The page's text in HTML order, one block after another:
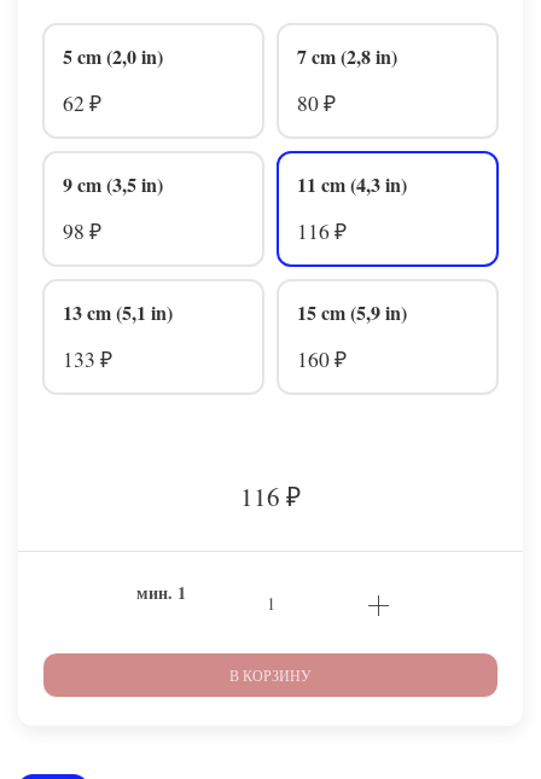
5 cm (2,0 in)
62 ₽
7 cm (2,8 in)
80 ₽
9 cm (3,5 in)
98 ₽
11 cm (4,3 in)
116 ₽
13 cm (5,1 in)
133 ₽
15 cm (5,9 in)
160 ₽
116 ₽
мин. 1
В КОРЗИНУ